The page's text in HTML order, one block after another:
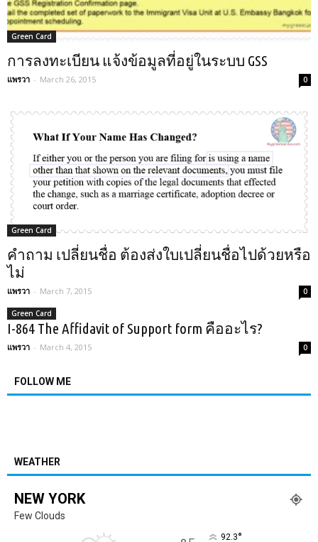
Green Card
การลงทะเบียน แจ้งข้อมูลที่อยู่ในระบบ GSS
แพรวา - March 26, 2015 0
Green Card
คำถาม เปลี่ยนชื่อ ต้องส่งใบเปลี่ยนชื่อไปด้วยหรือ
ไม่
แพรวา - March 7, 2015 0
Green Card
I-864 The Affidavit of Support form คืออะไร?
แพรวา - March 4, 2015 0
FOLLOW ME
WEATHER
NEW YORK
Few Clouds
92.3°